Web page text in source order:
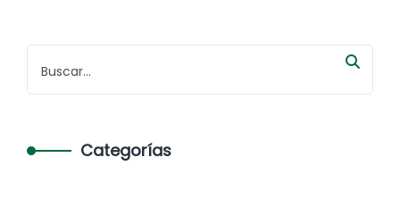
Categorías